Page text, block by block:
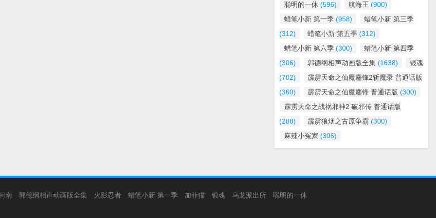
聪明的一休 (596) 航海王 (900)
蜡笔小新 第一季 (958)
蜡笔小新 第三季
(312)
蜡笔小新 第五季 (312)
蜡笔小新 第六季 (300)
蜡笔小新 第四季
(306)
郭德纲相声动画版全集 (1638)
银魂
(702)
霹雳天命之仙魔鏖锋2斩魔录 普通话版
(360)
霹雳天命之仙魔鏖锋 普通话版 (300)
霹雳天命之战祸邪神2 破邪传 普通话版
(288)
霹雳狼烟之古原争霸 (300)
麻辣小冤家 (306)
南 郭德纲相声动画版全集 火影忍者 蜡笔小新 第一季 加菲猫 银魂 乌龙派出所 聪明的一休